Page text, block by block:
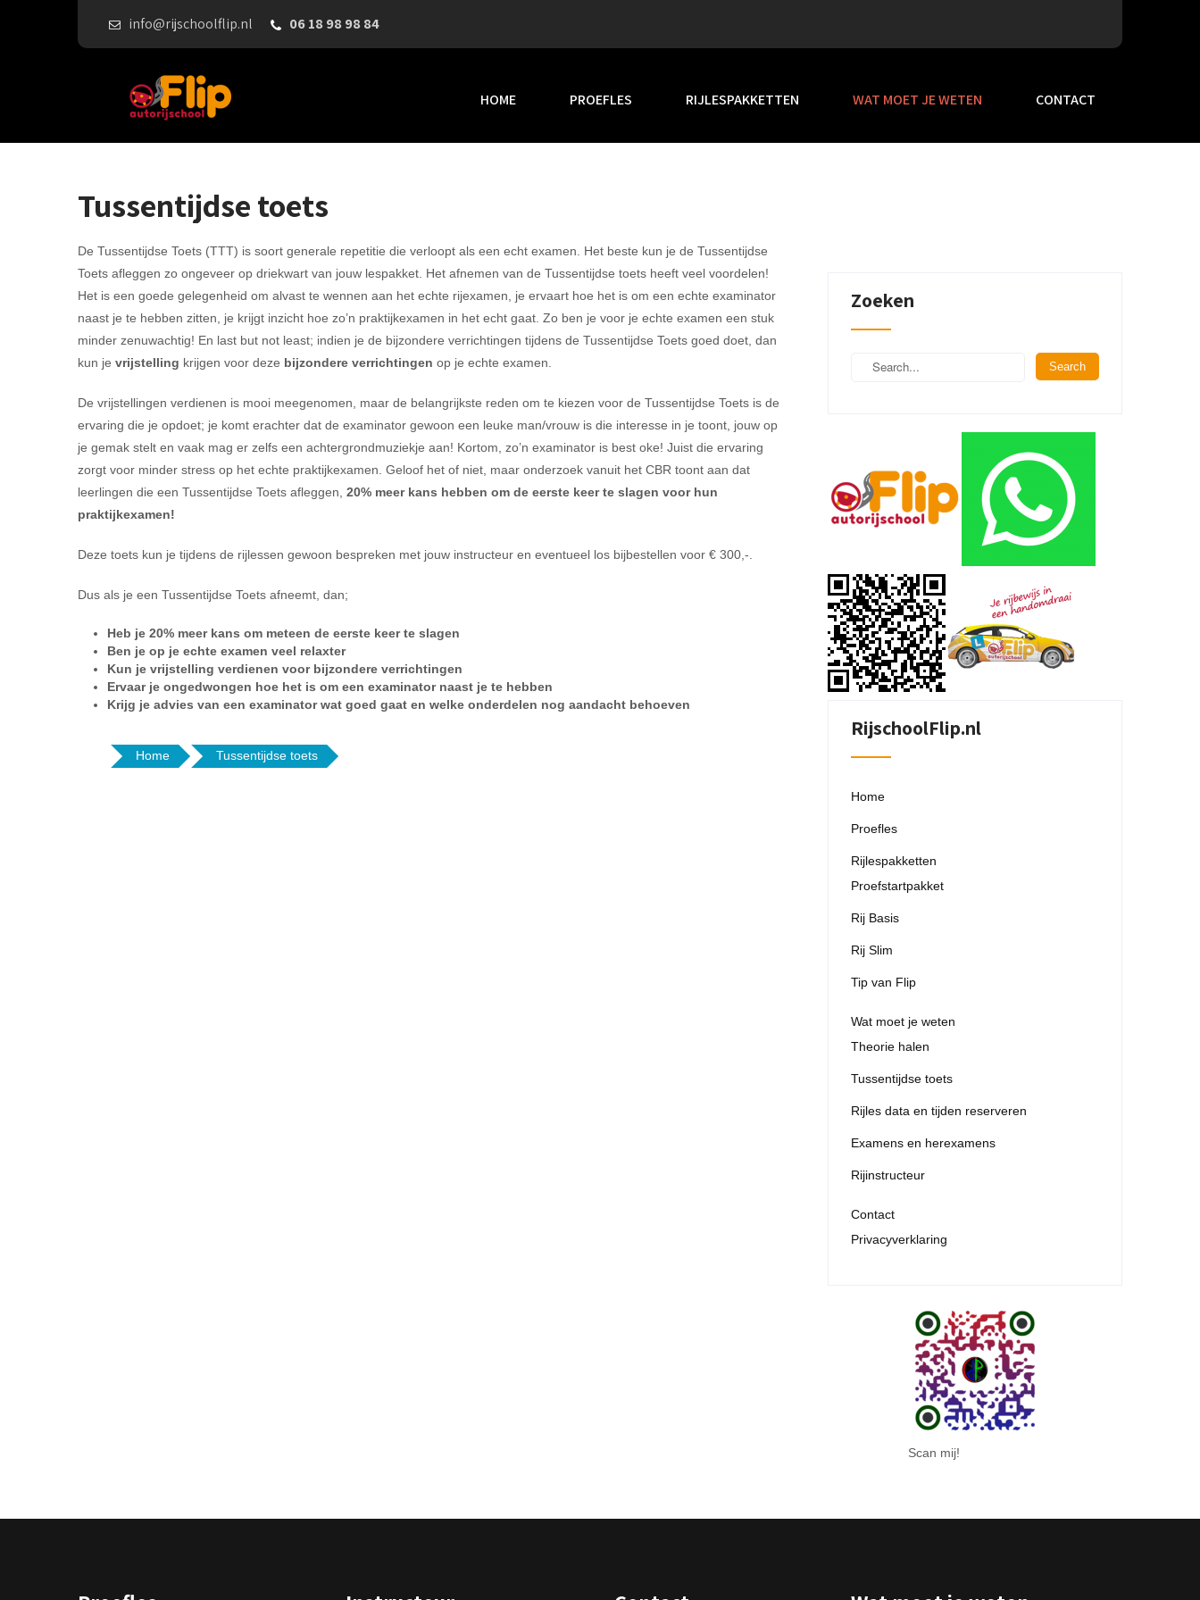
info@rijschoolflip.nl 06 18 98 98 84
HOME PROEFLES RIJLESPAKKETTEN WAT MOET JE WETEN CONTACT
Tussentijdse toets
De Tussentijdse Toets (TTT) is soort generale repetitie die verloopt als een echt examen. Het beste kun je de Tussentijdse
Toets afleggen zo ongeveer op driekwart van jouw lespakket. Het afnemen van de Tussentijdse toets heeft veel voordelen!
Het is een goede gelegenheid om alvast te wennen aan het echte rijexamen, je ervaart hoe het is om een echte examinator
naast je te hebben zitten, je krijgt inzicht hoe zo’n praktijkexamen in het echt gaat. Zo ben je voor je echte examen een stuk
minder zenuwachtig! En last but not least; indien je de bijzondere verrichtingen tijdens de Tussentijdse Toets goed doet, dan
kun je vrijstelling krijgen voor deze bijzondere verrichtingen op je echte examen.
De vrijstellingen verdienen is mooi meegenomen, maar de belangrijkste reden om te kiezen voor de Tussentijdse Toets is de
ervaring die je opdoet; je komt erachter dat de examinator gewoon een leuke man/vrouw is die interesse in je toont, jouw op
je gemak stelt en vaak mag er zelfs een achtergrondmuziekje aan! Kortom, zo’n examinator is best oke! Juist die ervaring
zorgt voor minder stress op het echte praktijkexamen. Geloof het of niet, maar onderzoek vanuit het CBR toont aan dat
leerlingen die een Tussentijdse Toets afleggen, 20% meer kans hebben om de eerste keer te slagen voor hun
praktijkexamen!
Deze toets kun je tijdens de rijlessen gewoon bespreken met jouw instructeur en eventueel los bijbestellen voor € 300,-.
Dus als je een Tussentijdse Toets afneemt, dan;
Heb je 20% meer kans om meteen de eerste keer te slagen
Ben je op je echte examen veel relaxter
Kun je vrijstelling verdienen voor bijzondere verrichtingen
Ervaar je ongedwongen hoe het is om een examinator naast je te hebben
Krijg je advies van een examinator wat goed gaat en welke onderdelen nog aandacht behoeven
Home Tussentijdse toets
Zoeken
RijschoolFlip.nl
Home
Proefles
Rijlespakketten
Proefstartpakket
Rij Basis
Rij Slim
Tip van Flip
Wat moet je weten
Theorie halen
Tussentijdse toets
Rijles data en tijden reserveren
Examens en herexamens
Rijinstructeur
Contact
Privacyverklaring
Scan mij!